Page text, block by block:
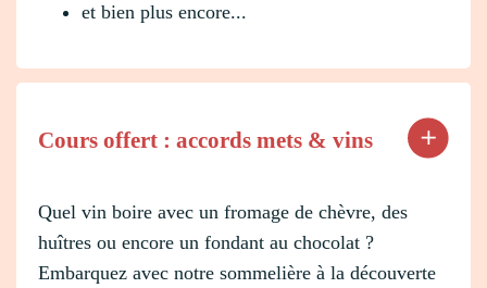
et bien plus encore...
Cours offert : accords mets & vins
Quel vin boire avec un fromage de chèvre, des
huîtres ou encore un fondant au chocolat ?
Embarquez avec notre sommelière à la découverte